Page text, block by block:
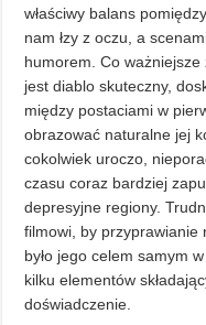
właściwy balans
nam łzy z oczu, a
humorem. Co
jest diablo skuteczny,
między postaciami w
obrazować naturalne jej
cokolwiek uroczo,
czasu coraz bardziej
depresyjne regiony.
filmowi, by przyprawianie
było jego celem samym
kilku elementów
doświadczenie.